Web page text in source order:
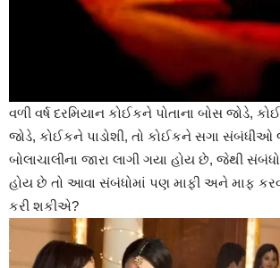
વળી વર્ષ દરમિયાન કોઈકને પોતાના બોસ જોડે,
જોડે, કોઈકને પાડોશી, તો કોઈકને સગા
બોલાચાલીના જારા લાગી ગયા હોય છે, જેથી
હોય છે તો આવા સંબંધોમાં પણ માફી અને માફ
કરી શકીએ?